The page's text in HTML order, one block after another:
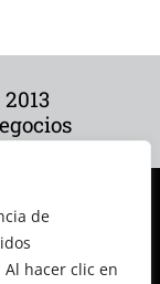
de
hacer clic en